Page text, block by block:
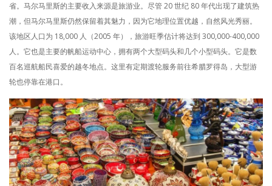
省。马尔马里斯的主要收入来源是旅游业。尽管 20 世纪 80 年代出现了建筑热
潮，但马尔马里斯仍然保留着其魅力，因为它地理位置优越，自然风光秀丽。
该地区人口为 18,000 人（2005 年），旅游旺季估计将达到 300,000-400,000
人。它也是主要的帆船运动中心，拥有两个大型码头和几个小型码头。它是数
百名巡航船民喜爱的越冬地点。这里有定期渡轮服务前往希腊罗得岛，大型游
轮也停靠在港口。